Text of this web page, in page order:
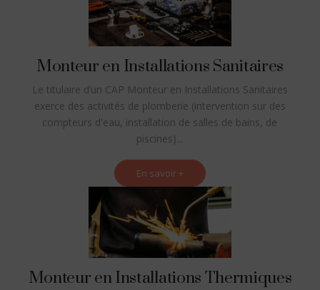
Monteur en Installations Sanitaires
Le titulaire d’un CAP Monteur en Installations Sanitaires
exerce des activités de plomberie (intervention sur des
compteurs d'eau, installation de salles de bains, de
piscines)...
En savoir +
Monteur en Installations Thermiques